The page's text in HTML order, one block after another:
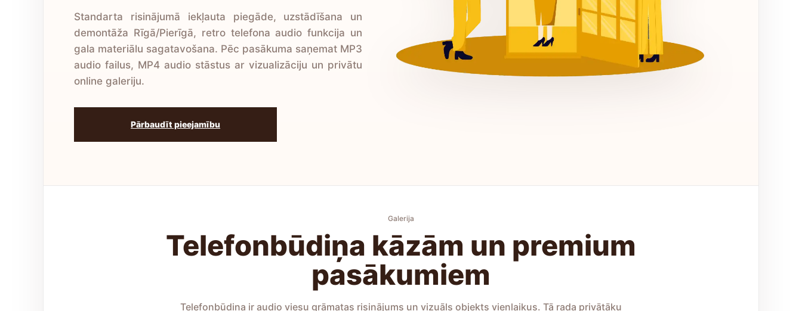
Standarta risinājumā iekļauta piegāde, uzstādīšana un
demontāža Rīgā/Pierīgā, retro telefona audio funkcija un
gala materiālu sagatavošana. Pēc pasākuma saņemat MP3
audio failus, MP4 audio stāstus ar vizualizāciju un privātu
online galeriju.
Pārbaudīt pieejamību
Galerija
Telefonbūdiņa kāzām un premium
pasākumiem
Telefonbūdiņa ir audio viesu grāmatas risinājums un vizuāls objekts vienlaikus. Tā rada privātāku